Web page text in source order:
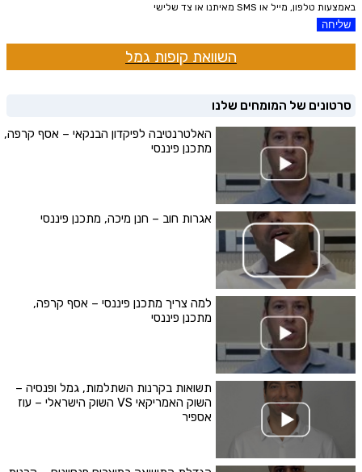
באמצעות טלפון, מייל או SMS מאיתנו או צד שלישי
שליחה
השוואת קופות גמל
סרטונים של המומחים שלנו
האלטרנטיבה לפיקדון הבנקאי – אסף קרפה,
מתכנן פיננסי
אגרות חוב – חנן מיכה, מתכנן פיננסי
למה צריך מתכנן פיננסי – אסף קרפה,
מתכנן פיננסי
תשואות בקרנות השתלמות, גמל ופנסיה –
השוק האמריקאי VS השוק הישראלי – עוז
אספיר